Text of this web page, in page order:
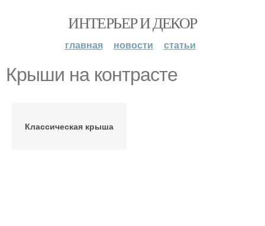
ИНТЕРЬЕР И ДЕКОР
главная новости статьи
Крыши на контрасте
Классическая крыша